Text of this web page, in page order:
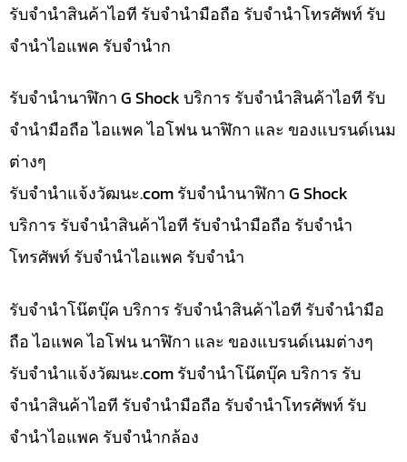
รับจำนำสินค้าไอที รับจำนำมือถือ รับจำนำโทรศัพท์ รับ
จำนำไอแพค รับจำนำก
รับจำนำนาฬิกา G Shock บริการ รับจำนำสินค้าไอที รับ
จำนำมือถือ ไอแพค ไอโฟน นาฬิกา และ ของแบรนด์เนม
ต่างๆ
รับจํานําแจ้งวัฒนะ.com รับจำนำนาฬิกา G Shock
บริการ รับจำนำสินค้าไอที รับจำนำมือถือ รับจำนำ
โทรศัพท์ รับจำนำไอแพค รับจำนำ
รับจำนำโน๊ตบุ๊ค บริการ รับจำนำสินค้าไอที รับจำนำมือ
ถือ ไอแพค ไอโฟน นาฬิกา และ ของแบรนด์เนมต่างๆ
รับจํานําแจ้งวัฒนะ.com รับจำนำโน๊ตบุ๊ค บริการ รับ
จำนำสินค้าไอที รับจำนำมือถือ รับจำนำโทรศัพท์ รับ
จำนำไอแพค รับจำนำกล้อง